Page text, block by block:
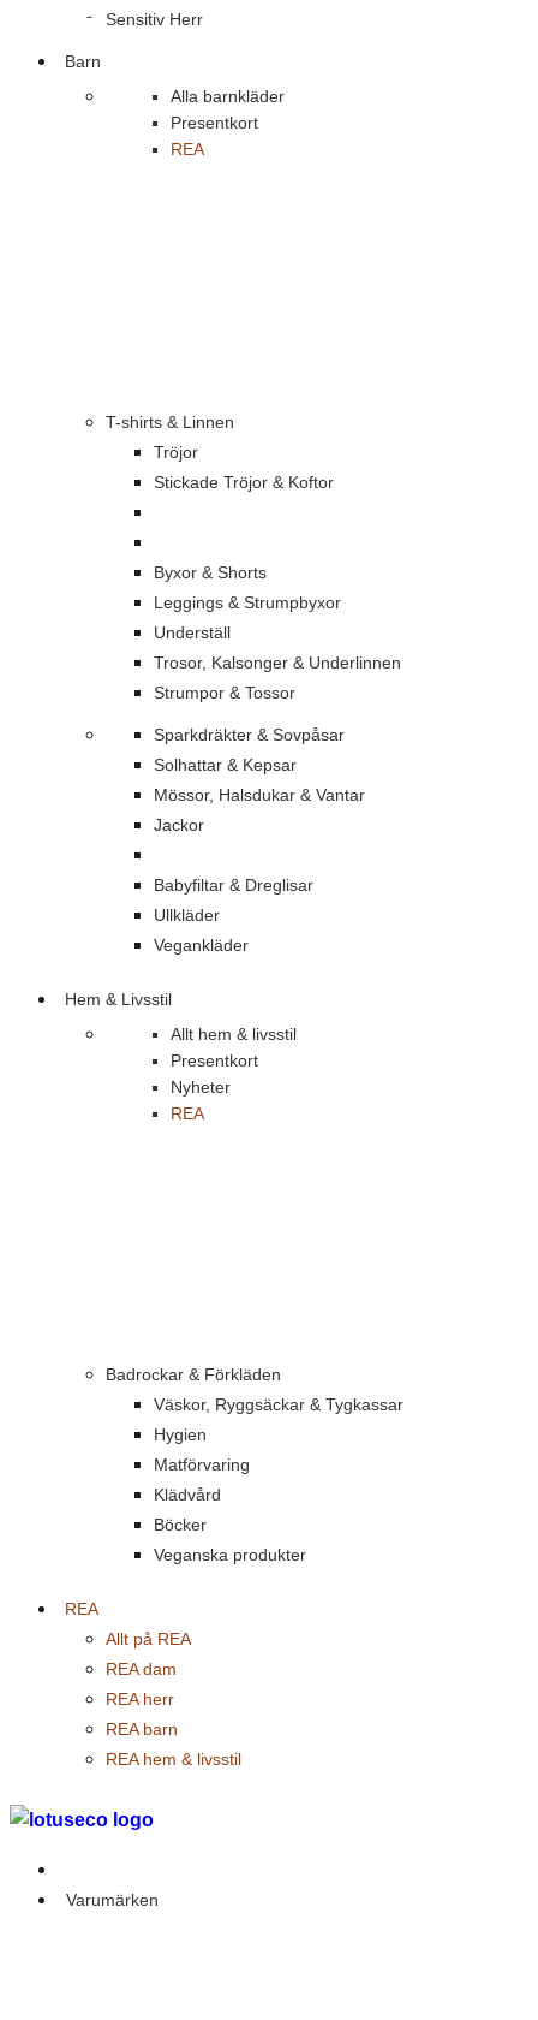
Sensitiv Herr
Barn
Alla barnkläder
Presentkort
REA
T-shirts & Linnen
Tröjor
Stickade Tröjor & Koftor
Byxor & Shorts
Leggings & Strumpbyxor
Underställ
Trosor, Kalsonger & Underlinnen
Strumpor & Tossor
Sparkdräkter & Sovpåsar
Solhattar & Kepsar
Mössor, Halsdukar & Vantar
Jackor
Babyfiltar & Dreglisar
Ullkläder
Vegankläder
Hem & Livsstil
Allt hem & livsstil
Presentkort
Nyheter
REA
Badrockar & Förkläden
Väskor, Ryggsäckar & Tygkassar
Hygien
Matförvaring
Klädvård
Böcker
Veganska produkter
REA
Allt på REA
REA dam
REA herr
REA barn
REA hem & livsstil
Varumärken